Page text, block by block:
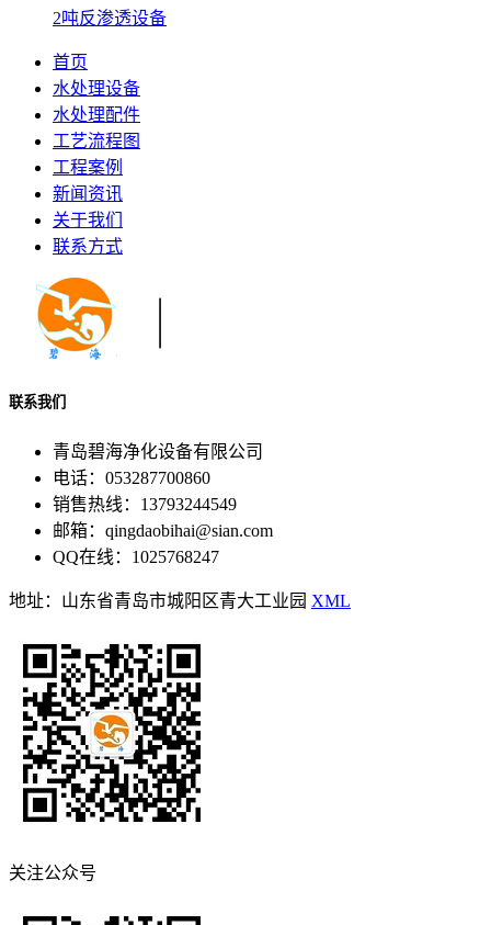
2吨反渗透设备
首页
水处理设备
水处理配件
工艺流程图
工程案例
新闻资讯
关于我们
联系方式
联系我们
青岛碧海净化设备有限公司
电话：053287700860
销售热线：13793244549
邮箱：qingdaobihai@sian.com
QQ在线：1025768247
地址：山东省青岛市城阳区青大工业园 XML
关注公众号